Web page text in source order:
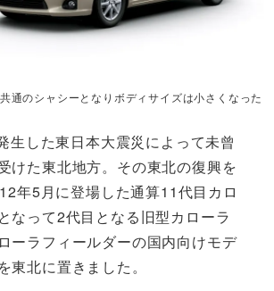
通のシャシーとなりボディサイズは小さくなった
生した東日本大震災によって未曾
けた東北地方。その東北の復興を
年5月に登場した通算11代目カロ
なって2代目となる旧型カローラ
ーラフィールダーの国内向けモデ
東北に置きました。